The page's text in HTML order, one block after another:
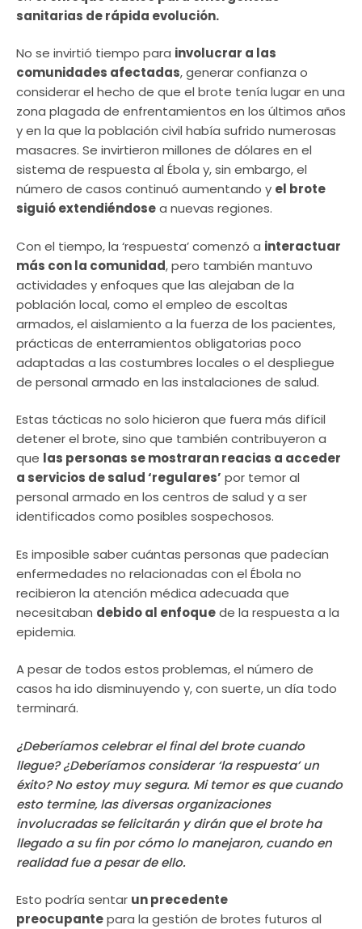
sanitarias de rápida evolución.
No se invirtió tiempo para involucrar a las
comunidades afectadas, generar confianza o
considerar el hecho de que el brote tenía lugar en una
zona plagada de enfrentamientos en los últimos años
y en la que la población civil había sufrido numerosas
masacres. Se invirtieron millones de dólares en el
sistema de respuesta al Ébola y, sin embargo, el
número de casos continuó aumentando y el brote
siguió extendiéndosea nuevas regiones.
Con el tiempo, la ‘respuesta’ comenzó a interactuar
más con la comunidad, pero también mantuvo
actividades y enfoques que las alejaban de la
población local, como el empleo de escoltas
armados, el aislamiento a la fuerza de los pacientes,
prácticas de enterramientos obligatorias poco
adaptadas a las costumbres locales o el despliegue
de personal armado en las instalaciones de salud.
Estas tácticas no solo hicieron que fuera más difícil
detener el brote, sino que también contribuyeron a
que las personas se mostraran reacias a acceder
a servicios de salud ‘regulares’ por temor al
personal armado en los centros de salud y a ser
identificados como posibles sospechosos.
Es imposible saber cuántas personas que padecían
enfermedades no relacionadas con el Ébola no
recibieron la atención médica adecuada que
necesitaban debido al enfoquede la respuesta a la
epidemia.
A pesar de todos estos problemas, el número de
casos ha ido disminuyendo y, con suerte, un día todo
terminará.
¿Deberíamos celebrar el final del brote cuando
llegue? ¿Deberíamos considerar ‘la respuesta’ un
éxito? No estoy muy segura. Mi temor es que cuando
esto termine, las diversas organizaciones
involucradas se felicitarán y dirán que el brote ha
llegado a su fin por cómo lo manejaron, cuando en
realidad fue a pesar de ello.
Esto podría sentar un precedente
preocupantepara la gestión de brotes futuros al